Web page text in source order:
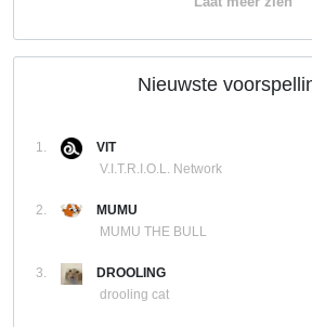
Nieuwste
1.
VIT
V.I.T.R.I.O.L. Network
2.
MUMU
MUMU THE BULL
3.
DROOLING
drooling cat